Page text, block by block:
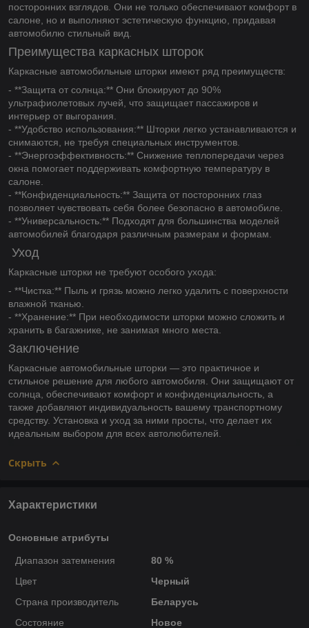
посторонних взглядов. Они не только обеспечивают комфорт в
салоне, но и выполняют эстетическую функцию, придавая
автомобилю стильный вид.
Преимущества каркасных шторок
Каркасные автомобильные шторки имеют ряд преимуществ:
- **Защита от солнца:** Они блокируют до 90%
ультрафиолетовых лучей, что защищает пассажиров и
интерьер от выгорания.
- **Удобство использования:** Шторки легко устанавливаются и
снимаются, не требуя специальных инструментов.
- **Энергоэффективность:** Снижение теплопередачи через
окна помогает поддерживать комфортную температуру в
салоне.
- **Конфиденциальность:** Защита от посторонних глаз
позволяет чувствовать себя более безопасно в автомобиле.
- **Универсальность:** Подходят для большинства моделей
автомобилей благодаря различным размерам и формам.
Уход
Каркасные шторки не требуют особого ухода:
- **Чистка:** Пыль и грязь можно легко удалить с поверхности
влажной тканью.
- **Хранение:** При необходимости шторки можно сложить и
хранить в багажнике, не занимая много места.
Заключение
Каркасные автомобильные шторки — это практичное и
стильное решение для любого автомобиля. Они защищают от
солнца, обеспечивают комфорт и конфиденциальность, а
также добавляют индивидуальность вашему транспортному
средству. Установка и уход за ними просты, что делает их
идеальным выбором для всех автолюбителей.
Скрыть
Характеристики
Основные атрибуты
Диапазон затемнения
80 %
Цвет
Черный
Страна производитель
Беларусь
Состояние
Новое